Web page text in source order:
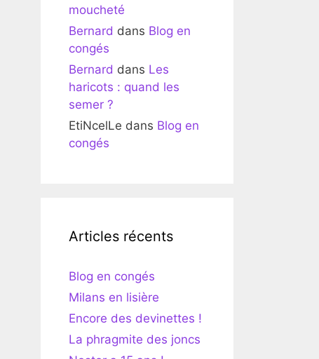
moucheté
Bernard dans Blog en
congés
Bernard dans Les
haricots : quand les
semer ?
EtiNcelLe dans Blog en
congés
Articles récents
Blog en congés
Milans en lisière
Encore des devinettes !
La phragmite des joncs